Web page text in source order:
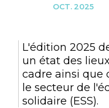
OCT. 2025
L'édition 2025
un état des
cadre ainsi que
le secteur de
solidaire (ESS).